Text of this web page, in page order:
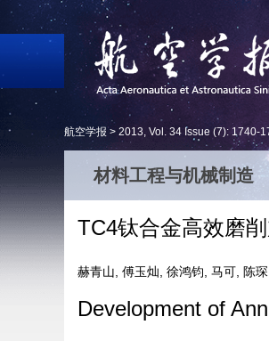
航空学报 > 2013, Vol. 34 Issue (7): 1740-
材料工程与机械制造
TC4钛合金高效磨
赫青山, 傅玉灿, 徐鸿钧, 马可, 陈
Development of